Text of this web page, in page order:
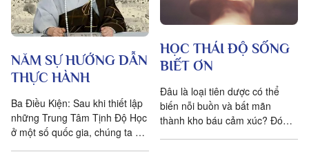
NĂM SỰ HƯỚNG DẪN
THỰC HÀNH
Ba Điều Kiện: Sau khi thiết lập
những Trung Tâm Tịnh Độ Học
ở một số quốc gia, chúng ta đặt
HỌC THÁI ĐỘ SỐNG
BIẾT ƠN
Đâu là loại tiên dược có thể
biến nỗi buồn và bất mãn
thành kho báu cảm xúc? Đó